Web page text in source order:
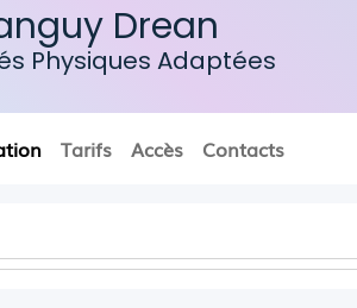
Drean
Physiques Adaptées
Tarifs Accès Contacts